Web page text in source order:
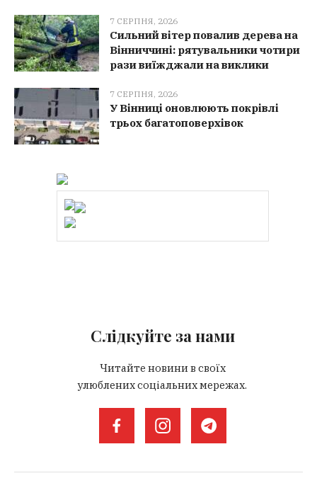
7 СЕРПНЯ, 2026
Сильний вітер повалив дерева на
Вінниччині: рятувальники чотири
рази виїжджали на виклики
7 СЕРПНЯ, 2026
У Вінниці оновлюють покрівлі
трьох багатоповерхівок
Слідкуйте за нами
Читайте новини в своїх
улюблених соціальних мережах.